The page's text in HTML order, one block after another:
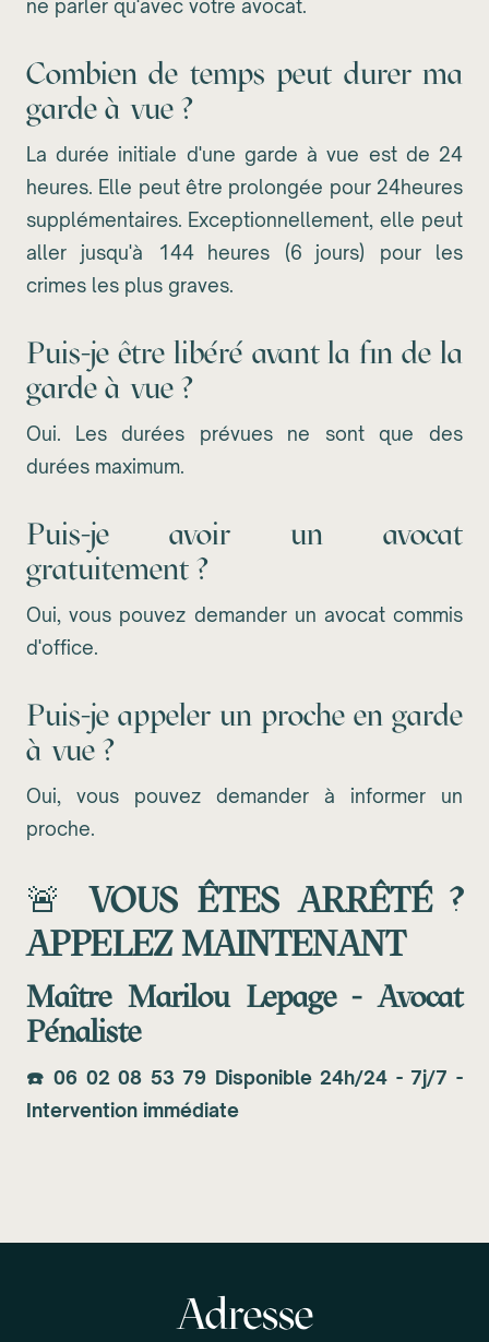
ne parler qu'avec votre avocat.
Combien de temps peut durer ma
garde à vue ?
La durée initiale d'une garde à vue est de 24
heures. Elle peut être prolongée pour 24heures
supplémentaires. Exceptionnellement, elle peut
aller jusqu'à 144 heures (6 jours) pour les
crimes les plus graves.
Puis-je être libéré avant la fin de la
garde à vue ?
Oui. Les durées prévues ne sont que des
durées maximum.
Puis-je avoir un avocat
gratuitement ?
Oui, vous pouvez demander un avocat commis
d'office.
Puis-je appeler un proche en garde
à vue ?
Oui, vous pouvez demander à informer un
proche.
🚨VOUS ÊTES ARRÊTÉ ?
APPELEZ MAINTENANT
Maître Marilou Lepage - Avocat
Pénaliste
☎️06 02 08 53 79 Disponible 24h/24 - 7j/7 -
Intervention immédiate
Adresse